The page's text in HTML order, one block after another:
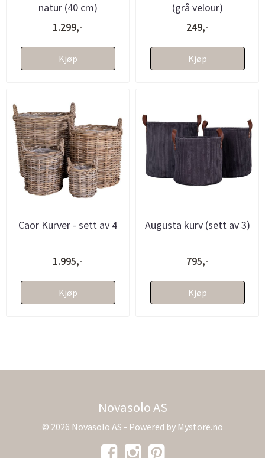
natur (40 cm)
1.299,-
Kjøp
(grå velour)
249,-
Kjøp
Caor Kurver - sett av 4
1.995,-
Kjøp
Augusta kurv (sett av 3)
795,-
Kjøp
Novasolo AS
© 2026 Novasolo AS - Powered by Mystore.no